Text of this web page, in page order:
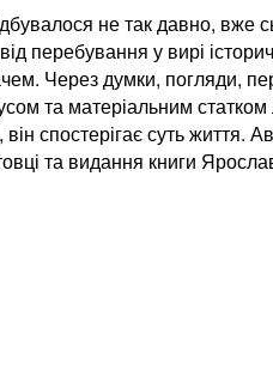
не так давно, вже
перебування у вирі
Через думки, погляди,
та матеріальним
спостерігає суть життя.
та видання книги